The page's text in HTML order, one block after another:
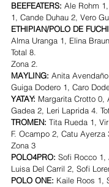
BEEFEATERS: Ale Rohm
1, Cande Duhau 2, Vero
ETHIPIAN/POLO DE
Alma Uranga 1, Elina
Total 8.
Zona 2.
MAYLING: Anita
Guiga Dodero 1, Caro
YATAY: Margarita Crotto 0,
Gadea 2, Leri Laprida 4.
TROMEN: Tita Rueda 1,
F. Ocampo 2, Catu Ayerza
Zona 3
POLO4PRO: Sofi Rocco 1,
Luisa Del Carril 2, Sofi
POLO ONE: Kaile Roos 1,